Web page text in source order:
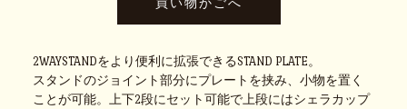
2WAYSTANDをより便利に拡張できるSTAND PLATE。
スタンドのジョイント部分にプレートを挟み、小物を置く
ことが可能。上下2段にセット可能で上段にはシェラカップ